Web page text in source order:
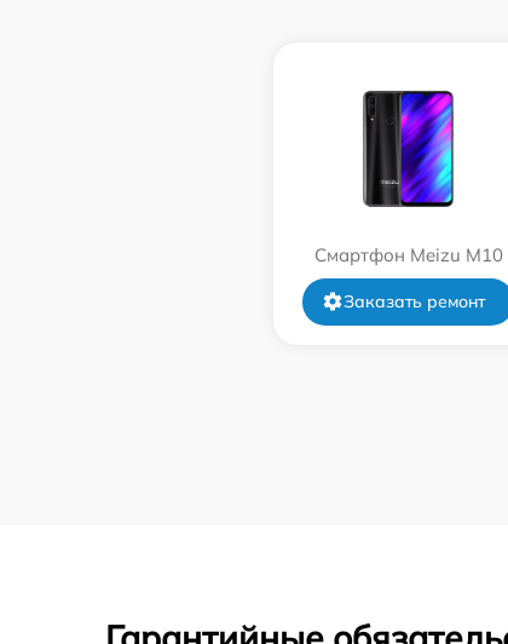
Смартфон Meizu M10
Заказать ремонт